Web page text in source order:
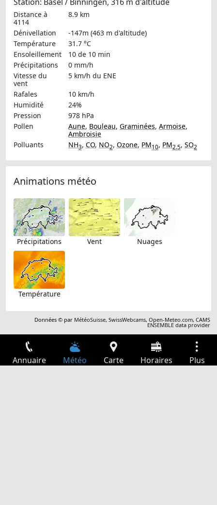
Distance à
4114
8.9 km
Dénivellation
-147m (463 m d'altitude)
Température
31.7 °C
Ensoleillement
10 de 10 min
Précipitations
0 mm/h
Vitesse du
vent
5 km/h du ENE
Rafales
10 km/h
Humidité
24%
Pression
978 hPa
Pollen
Aune, Bouleau, Graminées, Armoise,
Ambroisie
Polluants
NH3, CO, NO2, Ozone, PM10, PM2.5, SO2
Animations météo
Précipitations Vent Nuages
Température
Données © par MétéoSuisse,SwissWebcams,Open-Meteo.com,CAMS
ENSEMBLE data provider
Annuaire Météo Carte Horaires Plus